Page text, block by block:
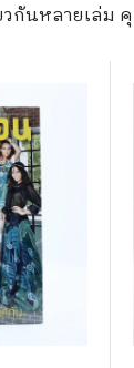
กันหลายเล่
ร